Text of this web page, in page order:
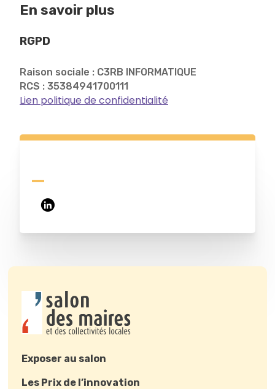
En savoir plus
RGPD
Raison sociale : C3RB INFORMATIQUE
RCS : 35384941700111
Lien politique de confidentialité
Exposer au salon
Les Prix de l’innovation